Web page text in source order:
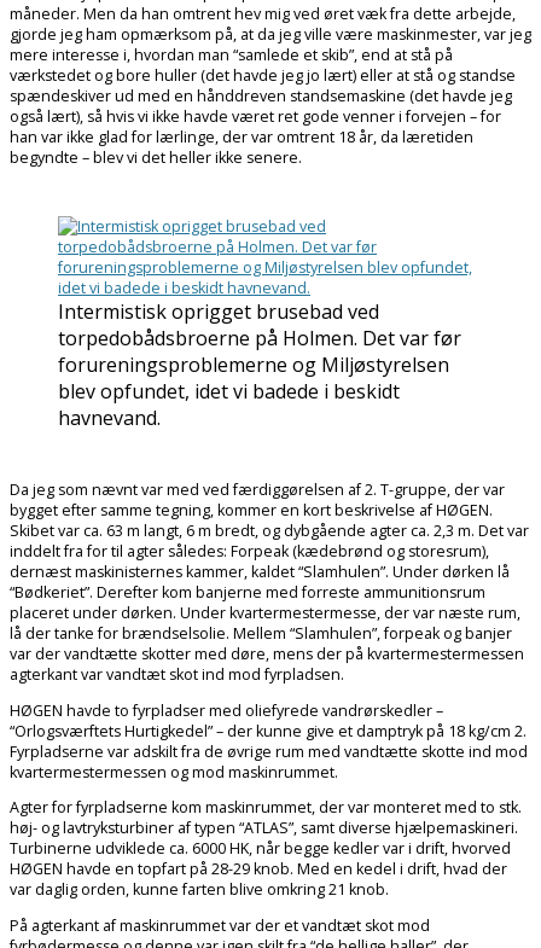
måneder. Men da han omtrent hev mig ved øret væk fra dette arbejde,
gjorde jeg ham opmærksom på, at da jeg ville være maskinmester, var jeg
mere interesse i, hvordan man “samlede et skib”, end at stå på
værkstedet og bore huller (det havde jeg jo lært) eller at stå og standse
spændeskiver ud med en hånddreven standsemaskine (det havde jeg
også lært), så hvis vi ikke havde været ret gode venner i forvejen – for
han var ikke glad for lærlinge, der var omtrent 18 år, da læretiden
begyndte – blev vi det heller ikke senere.
Intermistisk oprigget brusebad ved
torpedobådsbroerne på Holmen. Det var før
forureningsproblemerne og Miljøstyrelsen
blev opfundet, idet vi badede i beskidt
havnevand.
Da jeg som nævnt var med ved færdiggørelsen af 2. T-gruppe, der var
bygget efter samme tegning, kommer en kort beskrivelse af HØGEN.
Skibet var ca. 63 m langt, 6 m bredt, og dybgående agter ca. 2,3 m. Det var
inddelt fra for til agter således: Forpeak (kædebrønd og storesrum),
dernæst maskinisternes kammer, kaldet “Slamhulen”. Under dørken lå
“Bødkeriet”. Derefter kom banjerne med forreste ammunitionsrum
placeret under dørken. Under kvartermestermesse, der var næste rum,
lå der tanke for brændselsolie. Mellem “Slamhulen”, forpeak og banjer
var der vandtætte skotter med døre, mens der på kvartermestermessen
agterkant var vandtæt skot ind mod fyrpladsen.
HØGEN havde to fyrpladser med oliefyrede vandrørskedler –
“Orlogsværftets Hurtigkedel” – der kunne give et damptryk på 18 kg/cm 2.
Fyrpladserne var adskilt fra de øvrige rum med vandtætte skotte ind mod
kvartermestermessen og mod maskinrummet.
Agter for fyrpladserne kom maskinrummet, der var monteret med to stk.
høj- og lavtryksturbiner af typen “ATLAS”, samt diverse hjælpemaskineri.
Turbinerne udviklede ca. 6000 HK, når begge kedler var i drift, hvorved
HØGEN havde en topfart på 28-29 knob. Med en kedel i drift, hvad der
var daglig orden, kunne farten blive omkring 21 knob.
På agterkant af maskinrummet var der et vandtæt skot mod